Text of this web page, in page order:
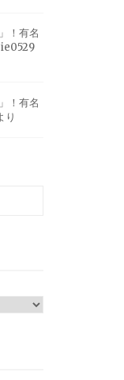
！有名
！有名
り